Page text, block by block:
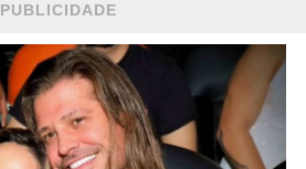
PUBLICIDADE